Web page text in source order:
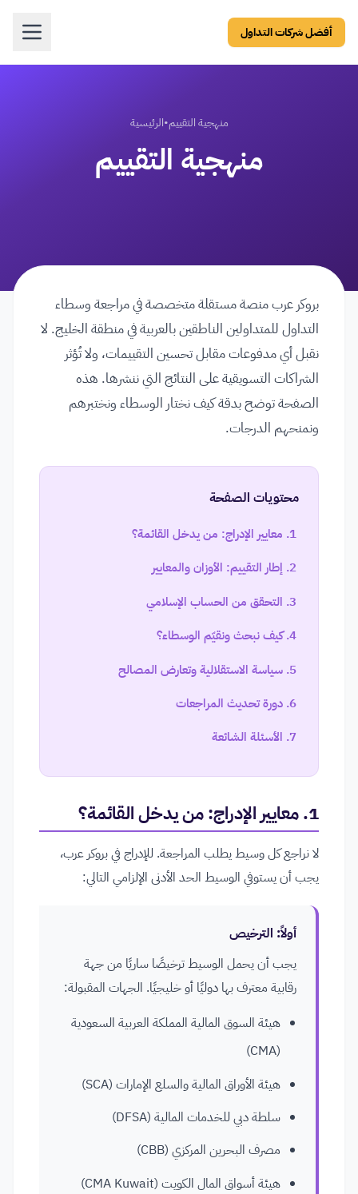
أفضل شركات التداول
منهجية التقييم•الرئيسية
منهجية التقييم
بروكر عرب منصة مستقلة متخصصة في مراجعة وسطاء
التداول للمتداولين الناطقين بالعربية في منطقة الخليج. لا
نقبل أي مدفوعات مقابل تحسين التقييمات، ولا تُؤثر
الشراكات التسويقية على النتائج التي ننشرها. هذه
الصفحة توضح بدقة كيف نختار الوسطاء ونختبرهم
ونمنحهم الدرجات.
محتويات الصفحة
معايير الإدراج: من يدخل القائمة؟
إطار التقييم: الأوزان والمعايير
التحقق من الحساب الإسلامي
كيف نبحث ونقيّم الوسطاء؟
سياسة الاستقلالية وتعارض المصالح
دورة تحديث المراجعات
الأسئلة الشائعة
1. معايير الإدراج: من يدخل القائمة؟
لا نراجع كل وسيط يطلب المراجعة. للإدراج في بروكر عرب،
يجب أن يستوفي الوسيط الحد الأدنى الإلزامي التالي:
أولاً: الترخيص
يجب أن يحمل الوسيط ترخيصًا ساريًا من جهة
رقابية معترف بها دوليًا أو خليجيًا. الجهات المقبولة:
هيئة السوق المالية المملكة العربية السعودية
(CMA)
هيئة الأوراق المالية والسلع الإمارات (SCA)
سلطة دبي للخدمات المالية (DFSA)
مصرف البحرين المركزي (CBB)
هيئة أسواق المال الكويت (CMA Kuwait)